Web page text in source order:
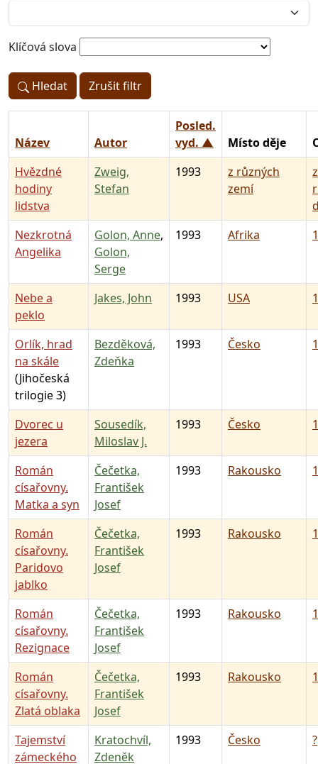
Klíčová slova
Hledat Zrušit filtr
Název Autor
Posled.
vyd. ▲
Místo děje
Hvězdné
hodiny
lidstva
Zweig,
Stefan
1993
z různých
zemí
z
Nezkrotná
Angelika
Golon, Anne,
Golon,
Serge
1993 Afrika
Nebe a
peklo
Jakes, John 1993 USA
Orlík, hrad
na skále
(Jihočeská
trilogie 3)
Bezděková,
Zdeňka
1993 Česko
Dvorec u
jezera
Sousedík,
Miloslav J.
1993 Česko
Román
císařovny.
Matka a syn
Čečetka,
František
Josef
1993 Rakousko
Román
císařovny.
Paridovo
jablko
Čečetka,
František
Josef
1993 Rakousko
Román
císařovny.
Rezignace
Čečetka,
František
Josef
1993 Rakousko
Román
císařovny.
Zlatá oblaka
Čečetka,
František
Josef
1993 Rakousko
Tajemství
zámeckého
Kratochvíl,
Zdeněk
1993 Česko ?